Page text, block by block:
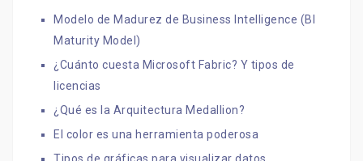
Modelo de Madurez de Business Intelligence (BI
Maturity Model)
¿Cuánto cuesta Microsoft Fabric? Y tipos de
licencias
¿Qué es la Arquitectura Medallion?
El color es una herramienta poderosa